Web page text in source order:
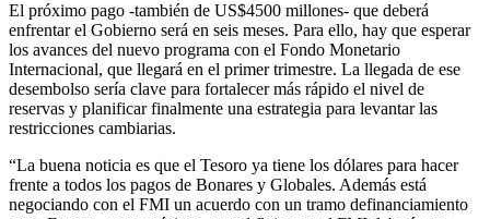
El próximo pago -también de US$4500 millones- que deberá
enfrentar el Gobierno será en seis meses. Para ello, hay que esperar
los avances del nuevo programa con el Fondo Monetario
Internacional, que llegará en el primer trimestre. La llegada de ese
desembolso sería clave para fortalecer más rápido el nivel de
reservas y planificar finalmente una estrategia para levantar las
restricciones cambiarias.
“La buena noticia es que el Tesoro ya tiene los dólares para hacer
frente a todos los pagos de Bonares y Globales. Además está
negociando con el FMI un acuerdo con un tramo definanciamiento